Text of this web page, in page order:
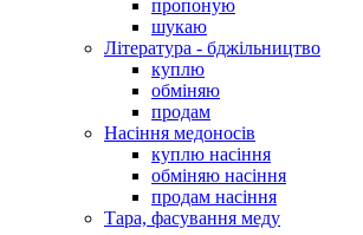
пропоную
шукаю
Література - бджільництво
куплю
обміняю
продам
Насіння медоносів
куплю насіння
обміняю насіння
продам насіння
Тара, фасування меду